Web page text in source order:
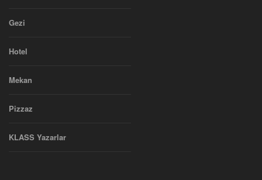
Gezi
Hotel
Mekan
Pizzaz
KLASS Yazarlar